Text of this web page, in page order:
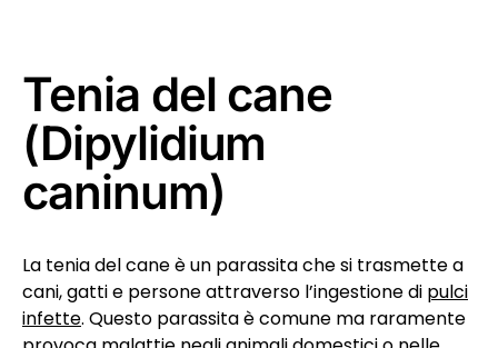
Tenia del cane
(Dipylidium
caninum)
La tenia del cane è un parassita che si trasmette a
cani, gatti e persone attraverso l’ingestione di pulci
infette. Questo parassita è comune ma raramente